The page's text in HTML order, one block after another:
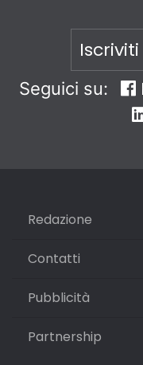
Seguici su:
Redazione
Contatti
Pubblicità
Partnership